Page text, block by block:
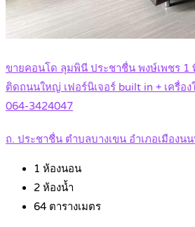
ขายคอนโด ลุมพินี ประชาชื่น พงษ์เพชร 1
ติดถนนใหญ่ เฟอร์นิเจอร์ built in + เครื่อ
064-3424047
ถ. ประชาชื่น ตำบลบางเขน อำเภอเมืองน
1 ห้องนอน
2 ห้องน้ำ
64 ตารางเมตร